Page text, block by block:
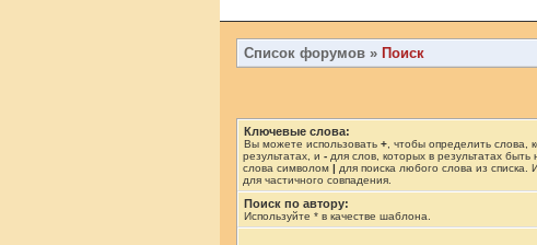
Список форумов » Поиск
Ключевые слова:
Вы можете использовать + , чтобы определить
результатах, и - для слов, которых в результатах
слова символом | для поиска любого слова из списка.
для частичного совпадения.
Поиск по автору:
Используйте * в качестве шаблона.